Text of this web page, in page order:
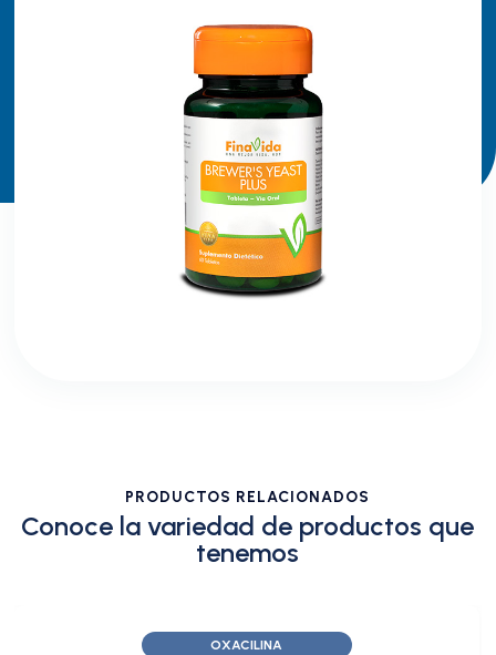
PRODUCTOS RELACIONADOS
Conoce la variedad de productos que
tenemos
OXACILINA